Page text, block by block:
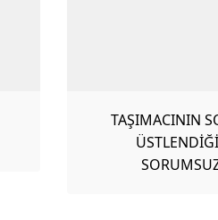
TAŞIMACININ